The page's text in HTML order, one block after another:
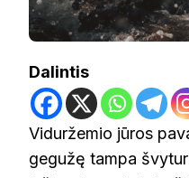
Dalintis
Viduržemio jūros
gegužę tampa